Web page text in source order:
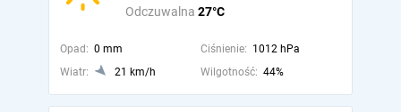
Odczuwalna 27°C
Opad: 0 mm Ciśnienie: 1012 hPa
Wiatr:
21 km/h Wilgotność: 44%